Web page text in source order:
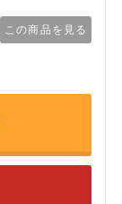
この商品を見る